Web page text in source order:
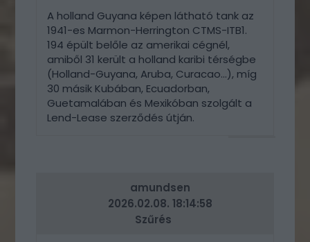
A holland Guyana képen látható tank az
1941-es Marmon-Herrington CTMS-ITB1.
194 épült belőle az amerikai cégnél,
amiből 31 került a holland karibi térségbe
(Holland-Guyana, Aruba, Curacao...), míg
30 másik Kubában, Ecuadorban,
Guetamalában és Mexikóban szolgált a
Lend-Lease szerződés útján.
amundsen
2026.02.08. 18:14:58
Szűrés